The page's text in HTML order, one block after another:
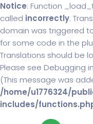
Notice: Function
called incorrectly.
domain was triggered
for some code in the
Translations should be
Please see Debugging
(This message was
/home/u1776324/
includes/